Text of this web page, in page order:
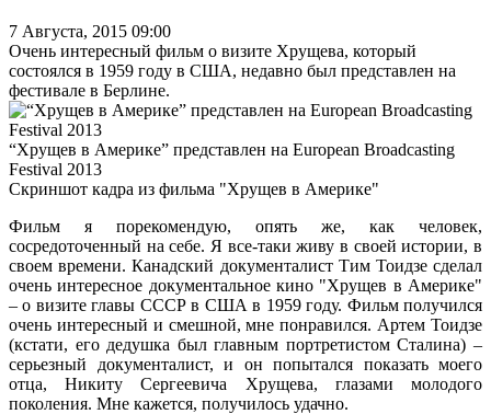
7 Августа, 2015 09:00
Очень интересный фильм о визите Хрущева, который
состоялся в 1959 году в США, недавно был представлен на
фестивале в Берлине.
“Хрущев в Америке” представлен на European Broadcasting
Festival 2013
Скриншот кадра из фильма "Хрущев в Америке"
Фильм я порекомендую, опять же, как человек,
сосредоточенный на себе. Я все-таки живу в своей истории, в
своем времени. Канадский документалист Тим Тоидзе сделал
очень интересное документальное кино "Хрущев в Америке"
– о визите главы СССР в США в 1959 году. Фильм получился
очень интересный и смешной, мне понравился. Артем Тоидзе
(кстати, его дедушка был главным портретистом Сталина) –
серьезный документалист, и он попытался показать моего
отца, Никиту Сергеевича Хрущева, глазами молодого
поколения. Мне кажется, получилось удачно.